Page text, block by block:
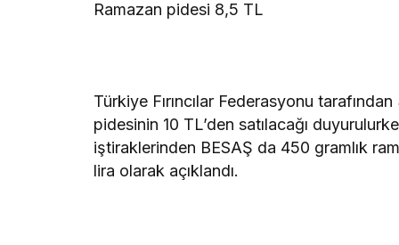
Ramazan pidesi 8,5 TL
Türkiye Fırıncılar Federasyonu
pidesinin 10 TL’den satılacağı
iştiraklerinden BESAŞ da 450 gramlık
lira olarak açıklandı.